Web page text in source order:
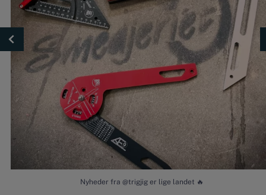
Nyheder fra @trigjig er lige landet 🔥